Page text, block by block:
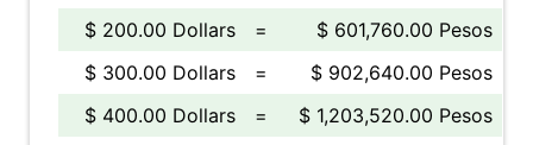
$ 200.00 Dollars
=
$ 601,760.00 Pesos
$ 300.00 Dollars
=
$ 902,640.00 Pesos
$ 400.00 Dollars
=
$ 1,203,520.00 Pesos